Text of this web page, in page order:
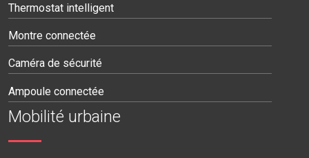
Thermostat intelligent
Montre connectée
Caméra de sécurité
Ampoule connectée
Mobilité urbaine